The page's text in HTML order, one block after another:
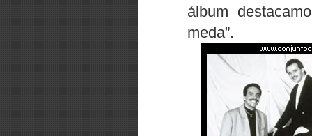
álbum
meda”.